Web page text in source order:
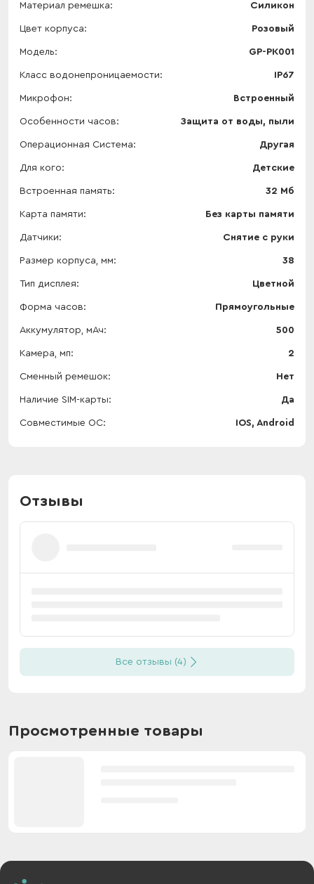
Материал ремешка Силикон
Цвет корпуса Розовый
Модель GP-PK001
Класс водонепроницаемости IP67
Микрофон Встроенный
Особенности часов Защита от воды, пыли
Операционная Система Другая
Для кого Детские
Встроенная память 32 Мб
Карта памяти Без карты памяти
Датчики Снятие с руки
Размер корпуса, мм 38
Тип дисплея Цветной
Форма часов Прямоугольные
Аккумулятор, мАч 500
Камера, мп 2
Сменный ремешок Нет
Наличие SIM-карты Да
Совместимые ОС IOS, Android
Отзывы
Все отзывы (4)
Просмотренные товары